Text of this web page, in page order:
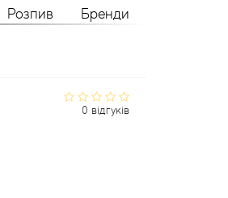
Розпив Бренди
0 відгуків